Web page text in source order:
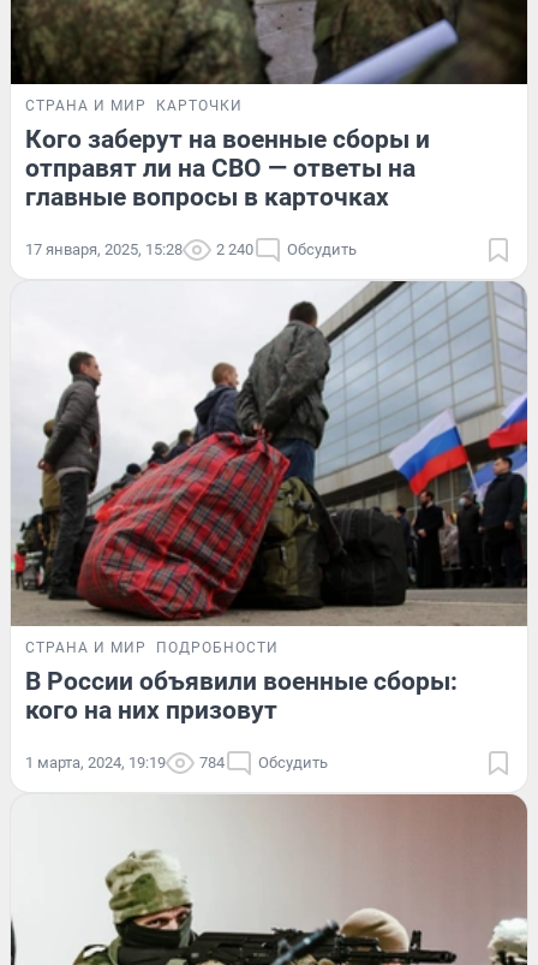
СТРАНА И МИР КАРТОЧКИ
Кого заберут на военные сборы и
отправят ли на СВО — ответы на
главные вопросы в карточках
17 января, 2025, 15:28 2 240 Обсудить
СТРАНА И МИР ПОДРОБНОСТИ
В России объявили военные сборы:
кого на них призовут
1 марта, 2024, 19:19 784 Обсудить